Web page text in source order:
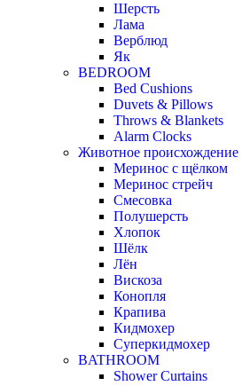
Шерсть
Лама
Верблюд
Як
BEDROOM
Bed Cushions
Duvets & Pillows
Throws & Blankets
Alarm Clocks
Животное происхождение
Меринос с щёлком
Меринос стрейч
Смесовка
Полушерсть
Хлопок
Шёлк
Лён
Вискоза
Конопля
Крапива
Кидмохер
Суперкидмохер
BATHROOM
Shower Curtains